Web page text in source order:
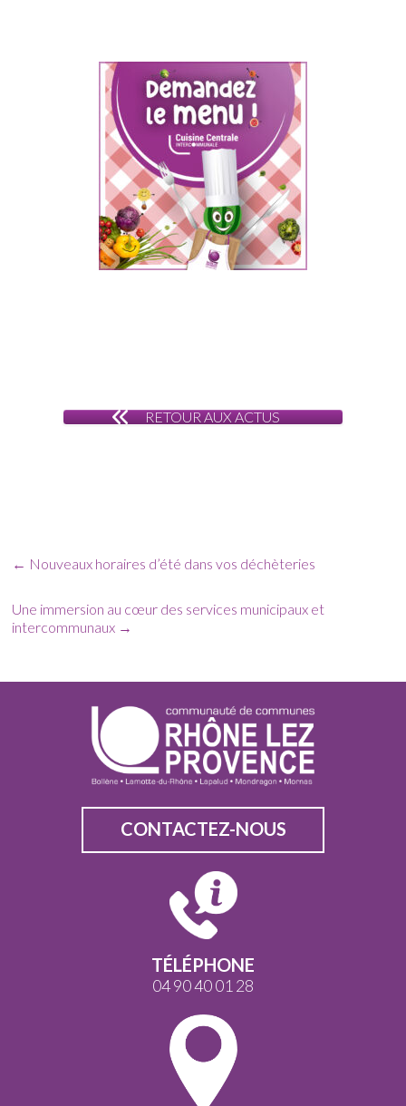
RETOUR AUX ACTUS
← Nouveaux horaires d’été dans vos déchèteries
Une immersion au cœur des services municipaux et
intercommunaux →
CONTACTEZ-NOUS
TÉLÉPHONE
04 90 40 01 28